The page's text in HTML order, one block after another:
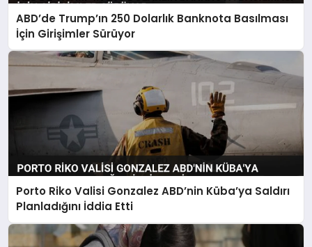
ABD’de Trump’ın 250 Dolarlık Banknota Basılması
İçin Girişimler Sürüyor
Porto Riko Valisi Gonzalez ABD’nin Küba’ya Saldırı
Planladığını İddia Etti